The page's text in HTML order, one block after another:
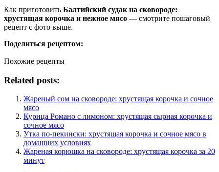
Как приготовить Балтийский судак на сковороде:
хрустящая корочка и нежное мясо — смотрите пошаговый
рецепт с фото выше.
Поделиться рецептом:
Похожие рецепты
Related posts:
Жареный сом на сковороде: хрустящая корочка и сочное
мясо
Курица Романо с лимоном: хрустящая сырная корочка и
сочное мясо
Утка по-пекински: хрустящая корочка и сочное мясо в
домашних условиях
Жареная корюшка на сковороде: хрустящая корочка за 20
минут